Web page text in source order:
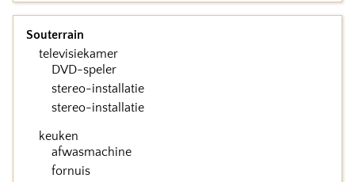
Souterrain
televisiekamer
DVD-speler
stereo-installatie
stereo-installatie
keuken
afwasmachine
fornuis